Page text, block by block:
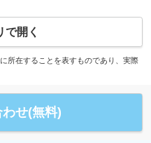
で開く
所在することを表すものであり、実際
せ(無料)